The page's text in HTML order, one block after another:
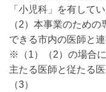
「小児科」を有してい
（2）本事業のため
できる市内の医師と
※（1）（2）の場合
主たる医師と従たる
（3）